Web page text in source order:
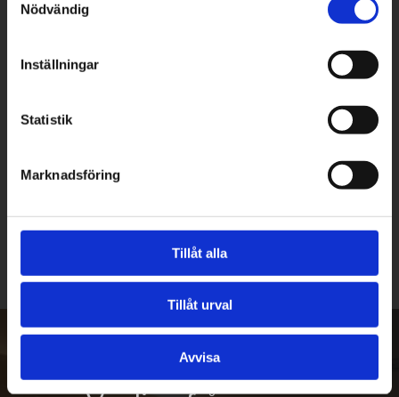
Nödvändig
Inställningar
Statistik
Marknadsföring
Tillåt alla
Tillåt urval
Avvisa